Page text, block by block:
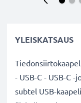
YLEISKATSAUS
- USB-C - USB-C -
subtel USB-